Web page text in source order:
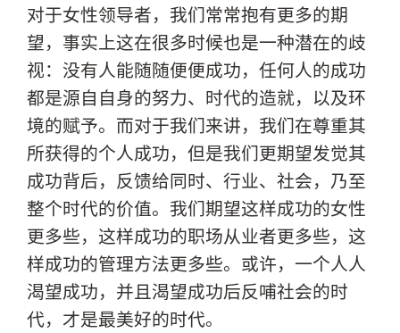
对于女性领导者，我们常常抱有更多的期
望，事实上这在很多时候也是一种潜在的歧
视：没有人能随随便便成功，任何人的成功
都是源自自身的努力、时代的造就，以及环
境的赋予。而对于我们来讲，我们在尊重其
所获得的个人成功，但是我们更期望发觉其
成功背后，反馈给同时、行业、社会，乃至
整个时代的价值。我们期望这样成功的女性
更多些，这样成功的职场从业者更多些，这
样成功的管理方法更多些。或许，一个人人
渴望成功，并且渴望成功后反哺社会的时
代，才是最美好的时代。